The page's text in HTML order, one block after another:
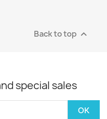
Back to top 
special sales